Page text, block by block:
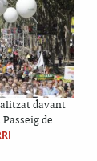
davant
de